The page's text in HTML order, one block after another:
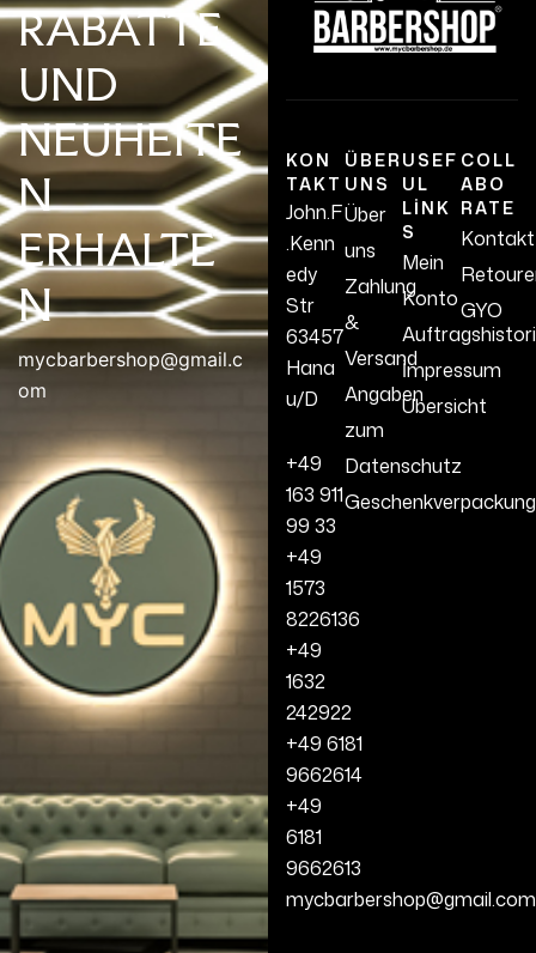
KON
TAKT
John.F
.Kenn
edy
Str
63457
Hana
u/D
+49
163 911
99 33
+49
1573
8226136
+49
1632
242922
+49 6181
9662614
+49
6181
9662613
mycbarbershop@gmail.com
ÜBER
UNS
Über
uns
Zahlung
&
Versand
Angaben
zum
Datenschutz
Geschenkverpackung
USEF
UL
LINK
S
Mein
Konto
İmpressum
Übersicht
COLL
ABO
RATE
Kontakt
GYO
RABATTE
UND
NEUHEITE
N
ERHALTE
N
mycbarbershop@gmail.c
om